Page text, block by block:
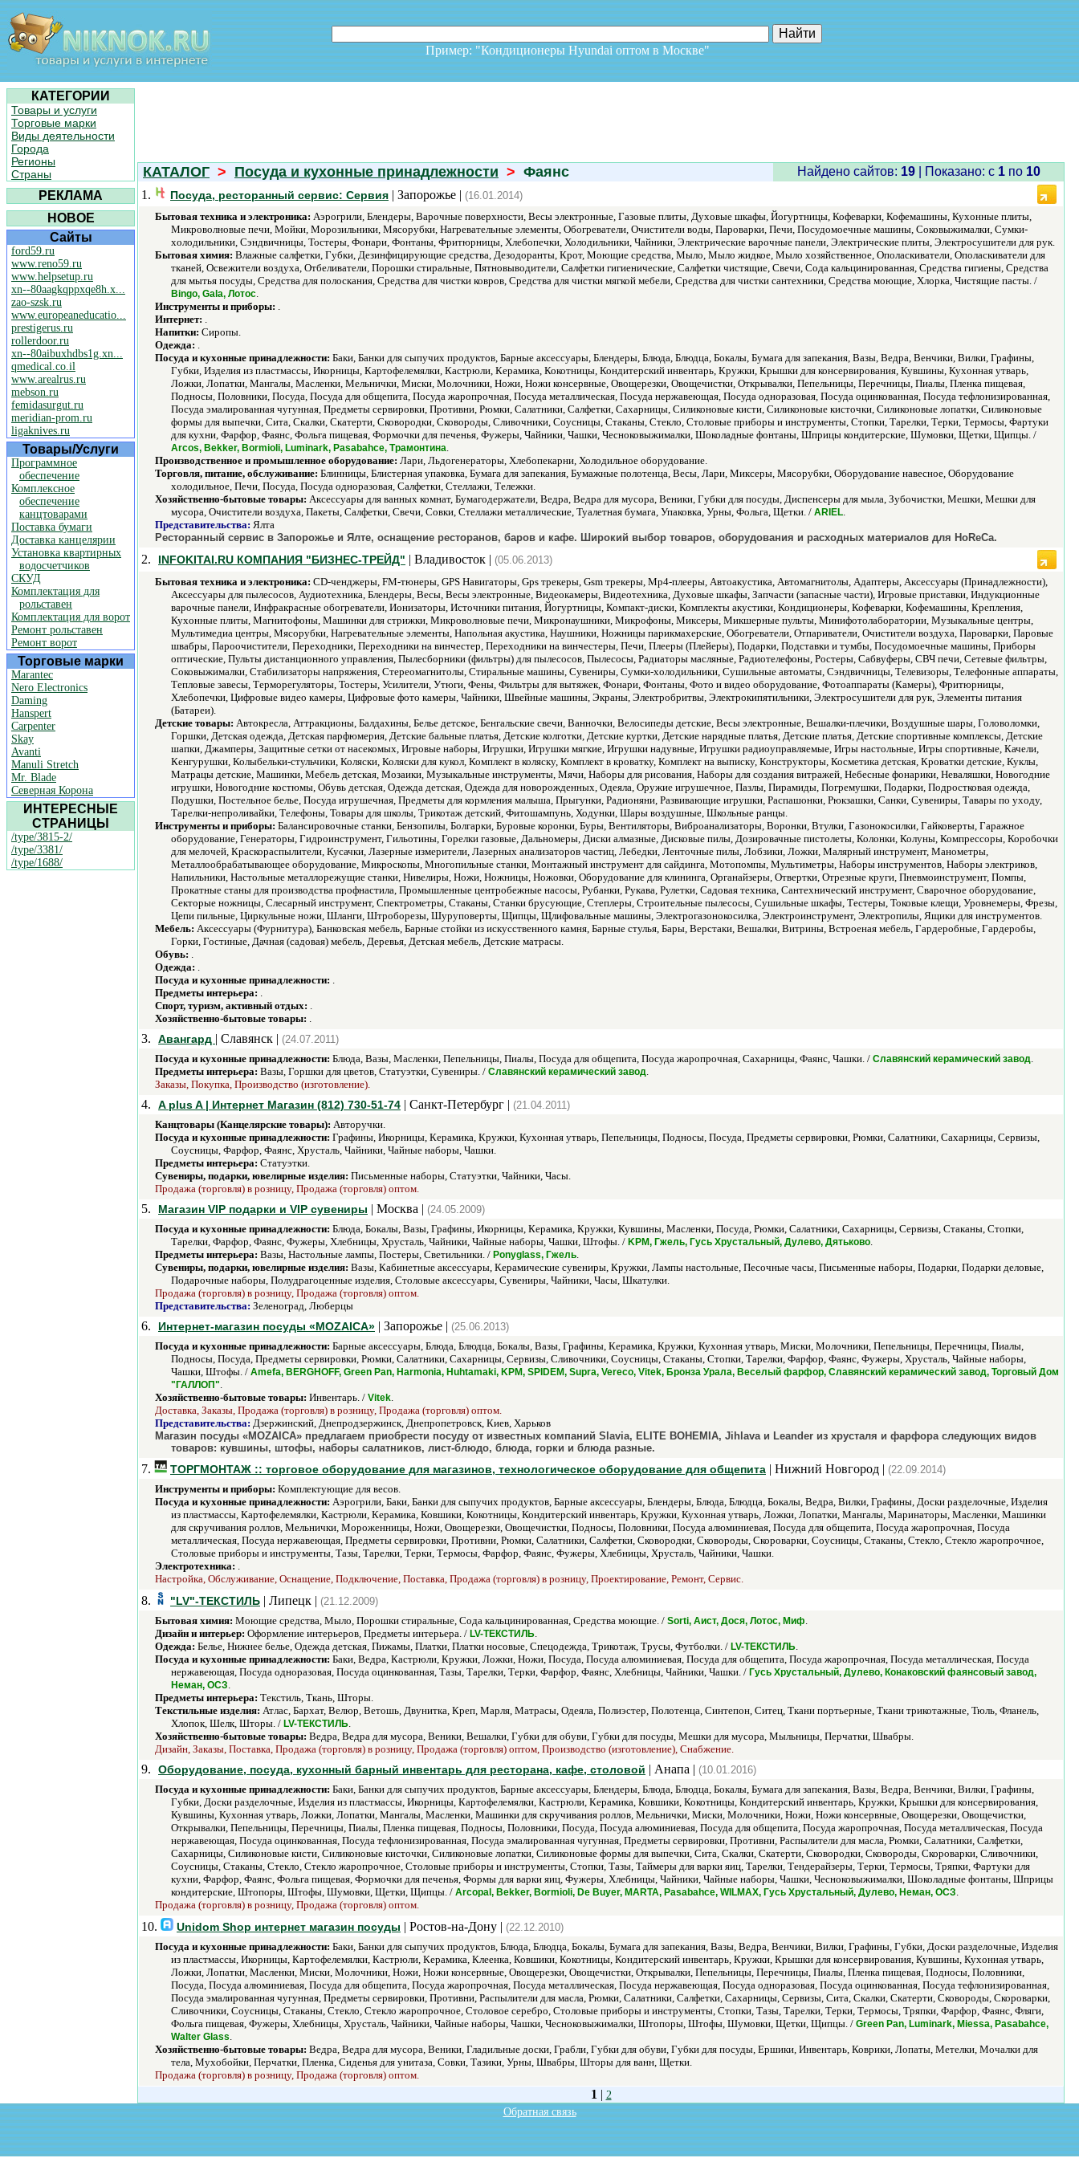
Пример: "Кондиционеры Hyundai оптом в Москве"
КАТЕГОРИИ
Товары и услуги
Торговые марки
Виды деятельности
Города
Регионы
Страны
РЕКЛАМА
НОВОЕ
Сайты
ford59.ru
www.reno59.ru
www.helpsetup.ru
xn--80aagkqppxqe8h.x...
zao-szsk.ru
www.europeaneducatio...
prestigerus.ru
rollerdoor.ru
xn--80aibuxhdbs1g.xn...
qmedical.co.il
www.arealrus.ru
mebson.ru
femidasurgut.ru
meridian-prom.ru
ligaknives.ru
Товары/Услуги
Программное
обеспечение
Комплексное
обеспечение
канцтоварами
Поставка бумаги
Доставка канцелярии
Установка квартирных
водосчетчиков
СКУД
Комплектация для
рольставен
Комплектация для ворот
Ремонт рольставен
Ремонт ворот
Торговые марки
Marantec
Nero Electronics
Daming
Hanspert
Carpenter
Skay
Avanti
Manuli Stretch
Mr. Blade
Северная Корона
ИНТЕРЕСНЫЕ
СТРАНИЦЫ
/type/3815-2/
/type/3381/
/type/1688/
КАТАЛОГ > Посуда и кухонные принадлежности > Фаянс Найдено сайтов: 19| Показано: c 1по 10
1.
Посуда, ресторанный сервис: Сервия | Запорожье | (16.01.2014)
Бытовая техника и электроника: Аэрогрили, Блендеры, Варочные поверхности, Весы электронные, Газовые плиты, Духовые шкафы, Йогуртницы, Кофеварки, Кофемашины, Кухонные плиты,
Микроволновые печи, Мойки, Морозильники, Мясорубки, Нагревательные элементы, Обогреватели, Очистители воды, Пароварки, Печи, Посудомоечные машины, Соковыжималки, Сумки-
холодильники, Сэндвичницы, Тостеры, Фонари, Фонтаны, Фритюрницы, Хлебопечки, Холодильники, Чайники, Электрические варочные панели, Электрические плиты, Электросушители для рук.
Бытовая химия: Влажные салфетки, Губки, Дезинфицирующие средства, Дезодоранты, Крот, Моющие средства, Мыло, Мыло жидкое, Мыло хозяйственное, Ополаскиватели, Ополаскиватели для
тканей, Освежители воздуха, Отбеливатели, Порошки стиральные, Пятновыводители, Салфетки гигиенические, Салфетки чистящие, Свечи, Сода кальцинированная, Средства гигиены, Средства
для мытья посуды, Средства для полоскания, Средства для чистки ковров, Средства для чистки мягкой мебели, Средства для чистки сантехники, Средства моющие, Хлорка, Чистящие пасты. /
Bingo, Gala, Лотос.
Инструменты и приборы: .
Интернет: .
Напитки: Сиропы.
Одежда: .
Посуда и кухонные принадлежности: Баки, Банки для сыпучих продуктов, Барные аксессуары, Блендеры, Блюда, Блюдца, Бокалы, Бумага для запекания, Вазы, Ведра, Венчики, Вилки, Графины,
Губки, Изделия из пластмассы, Икорницы, Картофелемялки, Кастрюли, Керамика, Кокотницы, Кондитерский инвентарь, Кружки, Крышки для консервирования, Кувшины, Кухонная утварь,
Ложки, Лопатки, Мангалы, Масленки, Мельнички, Миски, Молочники, Ножи, Ножи консервные, Овощерезки, Овощечистки, Открывалки, Пепельницы, Перечницы, Пиалы, Пленка пищевая,
Подносы, Половники, Посуда, Посуда для общепита, Посуда жаропрочная, Посуда металлическая, Посуда нержавеющая, Посуда одноразовая, Посуда оцинкованная, Посуда тефлонизированная,
Посуда эмалированная чугунная, Предметы сервировки, Противни, Рюмки, Салатники, Салфетки, Сахарницы, Силиконовые кисти, Силиконовые кисточки, Силиконовые лопатки, Силиконовые
формы для выпечки, Сита, Скалки, Скатерти, Сковородки, Сковороды, Сливочники, Соусницы, Стаканы, Стекло, Столовые приборы и инструменты, Стопки, Тарелки, Терки, Термосы, Фартуки
для кухни, Фарфор, Фаянс, Фольга пищевая, Формочки для печенья, Фужеры, Чайники, Чашки, Чесноковыжималки, Шоколадные фонтаны, Шприцы кондитерские, Шумовки, Щетки, Щипцы. /
Arcos, Bekker, Bormioli, Luminark, Pasabahce, Трамонтина.
Производственное и промышленное оборудование: Лари, Льдогенераторы, Хлебопекарни, Холодильное оборудование.
Торговля, питание, обслуживание: Блинницы, Блистерная упаковка, Бумага для запекания, Бумажные полотенца, Весы, Лари, Миксеры, Мясорубки, Оборудование навесное, Оборудование
холодильное, Печи, Посуда, Посуда одноразовая, Салфетки, Стеллажи, Тележки.
Хозяйственно-бытовые товары: Аксессуары для ванных комнат, Бумагодержатели, Ведра, Ведра для мусора, Веники, Губки для посуды, Диспенсеры для мыла, Зубочистки, Мешки, Мешки для
мусора, Очистители воздуха, Пакеты, Салфетки, Свечи, Совки, Стеллажи металлические, Туалетная бумага, Упаковка, Урны, Фольга, Щетки. / ARIEL.
Представительства: Ялта
Ресторанный сервис в Запорожье и Ялте, оснащение ресторанов, баров и кафе. Широкий выбор товаров, оборудования и расходных материалов для HoReCa.
2. INFOKITAI.RU КОМПАНИЯ "БИЗНЕС-ТРЕЙД" | Владивосток | (05.06.2013)
Бытовая техника и электроника: CD-ченджеры, FM-тюнеры, GPS Навигаторы, Gps трекеры, Gsm трекеры, Mp4-плееры, Автоакустика, Автомагнитолы, Адаптеры, Аксессуары (Принадлежности),
Аксессуары для пылесосов, Аудиотехника, Блендеры, Весы, Весы электронные, Видеокамеры, Видеотехника, Духовые шкафы, Запчасти (запасные части), Игровые приставки, Индукционные
варочные панели, Инфракрасные обогреватели, Ионизаторы, Источники питания, Йогуртницы, Компакт-диски, Комплекты акустики, Кондиционеры, Кофеварки, Кофемашины, Крепления,
Кухонные плиты, Магнитофоны, Машинки для стрижки, Микроволновые печи, Микронаушники, Микрофоны, Миксеры, Микшерные пульты, Минифотолаборатории, Музыкальные центры,
Мультимедиа центры, Мясорубки, Нагревательные элементы, Напольная акустика, Наушники, Ножницы парикмахерские, Обогреватели, Отпариватели, Очистители воздуха, Пароварки, Паровые
швабры, Пароочистители, Переходники, Переходники на винчестер, Переходники на винчестеры, Печи, Плееры (Плейеры), Подарки, Подставки и тумбы, Посудомоечные машины, Приборы
оптические, Пульты дистанционного управления, Пылесборники (фильтры) для пылесосов, Пылесосы, Радиаторы масляные, Радиотелефоны, Ростеры, Сабвуферы, СВЧ печи, Сетевые фильтры,
Соковыжималки, Стабилизаторы напряжения, Стереомагнитолы, Стиральные машины, Сувениры, Сумки-холодильники, Сушильные автоматы, Сэндвичницы, Телевизоры, Телефонные аппараты,
Тепловые завесы, Терморегуляторы, Тостеры, Усилители, Утюги, Фены, Фильтры для вытяжек, Фонари, Фонтаны, Фото и видео оборудование, Фотоаппараты (Камеры), Фритюрницы,
Хлебопечки, Цифровые видео камеры, Цифровые фото камеры, Чайники, Швейные машины, Экраны, Электробритвы, Электрокипятильники, Электросушители для рук, Элементы питания
(Батареи).
Детские товары: Автокресла, Аттракционы, Балдахины, Белье детское, Бенгальские свечи, Ванночки, Велосипеды детские, Весы электронные, Вешалки-плечики, Воздушные шары, Головоломки,
Горшки, Детская одежда, Детская парфюмерия, Детские бальные платья, Детские колготки, Детские куртки, Детские нарядные платья, Детские платья, Детские спортивные комплексы, Детские
шапки, Джамперы, Защитные сетки от насекомых, Игровые наборы, Игрушки, Игрушки мягкие, Игрушки надувные, Игрушки радиоуправляемые, Игры настольные, Игры спортивные, Качели,
Кенгурушки, Колыбельки-стульчики, Коляски, Коляски для кукол, Комплект в коляску, Комплект в кроватку, Комплект на выписку, Конструкторы, Косметика детская, Кроватки детские, Куклы,
Матрацы детские, Машинки, Мебель детская, Мозаики, Музыкальные инструменты, Мячи, Наборы для рисования, Наборы для создания витражей, Небесные фонарики, Неваляшки, Новогодние
игрушки, Новогодние костюмы, Обувь детская, Одежда детская, Одежда для новорожденных, Одеяла, Оружие игрушечное, Пазлы, Пирамиды, Погремушки, Подарки, Подростковая одежда,
Подушки, Постельное белье, Посуда игрушечная, Предметы для кормления малыша, Прыгунки, Радионяни, Развивающие игрушки, Распашонки, Рюкзашки, Санки, Сувениры, Тавары по уходу,
Тарелки-непроливайки, Телефоны, Товары для школы, Трикотаж детский, Фитошампунь, Ходунки, Шары воздушные, Школьные ранцы.
Инструменты и приборы: Балансировочные станки, Бензопилы, Болгарки, Буровые коронки, Буры, Вентиляторы, Виброанализаторы, Воронки, Втулки, Газонокосилки, Гайковерты, Гаражное
оборудование, Генераторы, Гидроинструмент, Гильотины, Горелки газовые, Дальномеры, Диски алмазные, Дисковые пилы, Дозировачные пистолеты, Колонки, Колуны, Компрессоры, Коробочки
для мелочей, Краскораспылители, Кусачки, Лазерные измерители, Лазерных анализаторов частиц, Лебедки, Ленточные пилы, Лобзики, Ложки, Малярный инструмент, Манометры,
Металлообрабатывающее оборудование, Микроскопы, Многопильные станки, Монтажный инструмент для сайдинга, Мотопомпы, Мультиметры, Наборы инструментов, Наборы электриков,
Напильники, Настольные металлорежущие станки, Нивелиры, Ножи, Ножницы, Ножовки, Оборудование для клининга, Органайзеры, Отвертки, Отрезные круги, Пневмоинструмент, Помпы,
Прокатные станы для производства профнастила, Промышленные центробежные насосы, Рубанки, Рукава, Рулетки, Садовая техника, Сантехнический инструмент, Сварочное оборудование,
Секторые ножницы, Слесарный инструмент, Спектрометры, Стаканы, Станки брусующие, Степлеры, Строительные пылесосы, Сушильные шкафы, Тестеры, Токовые клещи, Уровнемеры, Фрезы,
Цепи пильные, Циркульные ножи, Шланги, Штроборезы, Шуруповерты, Щипцы, Щлифовальные машины, Электрогазонокосилка, Электроинструмент, Электропилы, Ящики для инструментов.
Мебель: Аксессуары (Фурнитура), Банковская мебель, Барные стойки из искусственного камня, Барные стулья, Бары, Верстаки, Вешалки, Витрины, Встроеная мебель, Гардеробные, Гардеробы,
Горки, Гостиные, Дачная (садовая) мебель, Деревья, Детская мебель, Детские матрасы.
Обувь: .
Одежда: .
Посуда и кухонные принадлежности: .
Предметы интерьера: .
Спорт, туризм, активный отдых: .
Хозяйственно-бытовые товары: .
3. Авангард | Славянск | (24.07.2011)
Посуда и кухонные принадлежности: Блюда, Вазы, Масленки, Пепельницы, Пиалы, Посуда для общепита, Посуда жаропрочная, Сахарницы, Фаянс, Чашки. / Славянский керамический завод.
Предметы интерьера: Вазы, Горшки для цветов, Статуэтки, Сувениры. / Славянский керамический завод.
Заказы, Покупка, Производство (изготовление).
4. A plus A | Интернет Магазин (812) 730-51-74 | Санкт-Петербург | (21.04.2011)
Канцтовары (Канцелярские товары): Авторучки.
Посуда и кухонные принадлежности: Графины, Икорницы, Керамика, Кружки, Кухонная утварь, Пепельницы, Подносы, Посуда, Предметы сервировки, Рюмки, Салатники, Сахарницы, Сервизы,
Соусницы, Фарфор, Фаянс, Хрусталь, Чайники, Чайные наборы, Чашки.
Предметы интерьера: Статуэтки.
Сувениры, подарки, ювелирные изделия: Письменные наборы, Статуэтки, Чайники, Часы.
Продажа (торговля) в розницу, Продажа (торговля) оптом.
5. Магазин VIP подарки и VIP сувениры | Москва | (24.05.2009)
Посуда и кухонные принадлежности: Блюда, Бокалы, Вазы, Графины, Икорницы, Керамика, Кружки, Кувшины, Масленки, Посуда, Рюмки, Салатники, Сахарницы, Сервизы, Стаканы, Стопки,
Тарелки, Фарфор, Фаянс, Фужеры, Хлебницы, Хрусталь, Чайники, Чайные наборы, Чашки, Штофы. / KPM, Гжель, Гусь Хрустальный, Дулево, Дятьково.
Предметы интерьера: Вазы, Настольные лампы, Постеры, Светильники. / Ponyglass, Гжель.
Сувениры, подарки, ювелирные изделия: Вазы, Кабинетные аксессуары, Керамические сувениры, Кружки, Лампы настольные, Песочные часы, Письменные наборы, Подарки, Подарки деловые,
Подарочные наборы, Полудрагоценные изделия, Столовые аксессуары, Сувениры, Чайники, Часы, Шкатулки.
Продажа (торговля) в розницу, Продажа (торговля) оптом.
Представительства: Зеленоград, Люберцы
6. Интернет-магазин посуды «MOZAICA» | Запорожье | (25.06.2013)
Посуда и кухонные принадлежности: Барные аксессуары, Блюда, Блюдца, Бокалы, Вазы, Графины, Керамика, Кружки, Кухонная утварь, Миски, Молочники, Пепельницы, Перечницы, Пиалы,
Подносы, Посуда, Предметы сервировки, Рюмки, Салатники, Сахарницы, Сервизы, Сливочники, Соусницы, Стаканы, Стопки, Тарелки, Фарфор, Фаянс, Фужеры, Хрусталь, Чайные наборы,
Чашки, Штофы. / Amefa, BERGHOFF, Green Pan, Harmonia, Huhtamaki, KPM, SPIDEM, Supra, Vereco, Vitek, Бронза Урала, Веселый фарфор, Славянский керамический завод, Торговый Дом
"ГАЛЛОП".
Хозяйственно-бытовые товары: Инвентарь. / Vitek.
Доставка, Заказы, Продажа (торговля) в розницу, Продажа (торговля) оптом.
Представительства: Дзержинский, Днепродзержинск, Днепропетровск, Киев, Харьков
Магазин посуды «MOZAICA» предлагаем приобрести посуду от известных компаний Slavia, ELITE BOHEMIA, Jihlava и Leander из хрусталя и фарфора следующих видов
товаров: кувшины, штофы, наборы салатников, лист-блюдо, блюда, горки и блюда разные.
7. ТОРГМОНТАЖ :: торговое оборудование для магазинов, технологическое оборудование для общепита | Нижний Новгород | (22.09.2014)
Инструменты и приборы: Комплектующие для весов.
Посуда и кухонные принадлежности: Аэрогрили, Баки, Банки для сыпучих продуктов, Барные аксессуары, Блендеры, Блюда, Блюдца, Бокалы, Ведра, Вилки, Графины, Доски разделочные, Изделия
из пластмассы, Картофелемялки, Кастрюли, Керамика, Ковшики, Кокотницы, Кондитерский инвентарь, Кружки, Кухонная утварь, Ложки, Лопатки, Мангалы, Маринаторы, Масленки, Машинки
для скручивания роллов, Мельнички, Мороженницы, Ножи, Овощерезки, Овощечистки, Подносы, Половники, Посуда алюминиевая, Посуда для общепита, Посуда жаропрочная, Посуда
металлическая, Посуда нержавеющая, Предметы сервировки, Противни, Рюмки, Салатники, Салфетки, Сковородки, Сковороды, Скороварки, Соусницы, Стаканы, Стекло, Стекло жаропрочное,
Столовые приборы и инструменты, Тазы, Тарелки, Терки, Термосы, Фарфор, Фаянс, Фужеры, Хлебницы, Хрусталь, Чайники, Чашки.
Электротехника: .
Настройка, Обслуживание, Оснащение, Подключение, Поставка, Продажа (торговля) в розницу, Проектирование, Ремонт, Сервис.
8. "LV"-ТЕКСТИЛЬ | Липецк | (21.12.2009)
Бытовая химия: Моющие средства, Мыло, Порошки стиральные, Сода кальцинированная, Средства моющие. / Sorti, Аист, Дося, Лотос, Миф.
Дизайн и интерьер: Оформление интерьеров, Предметы интерьера. / LV-ТЕКСТИЛЬ.
Одежда: Белье, Нижнее белье, Одежда детская, Пижамы, Платки, Платки носовые, Спецодежда, Трикотаж, Трусы, Футболки. / LV-ТЕКСТИЛЬ.
Посуда и кухонные принадлежности: Баки, Ведра, Кастрюли, Кружки, Ложки, Ножи, Посуда, Посуда алюминиевая, Посуда для общепита, Посуда жаропрочная, Посуда металлическая, Посуда
нержавеющая, Посуда одноразовая, Посуда оцинкованная, Тазы, Тарелки, Терки, Фарфор, Фаянс, Хлебницы, Чайники, Чашки. / Гусь Хрустальный, Дулево, Конаковский фаянсовый завод,
Неман, ОСЗ.
Предметы интерьера: Текстиль, Ткань, Шторы.
Текстильные изделия: Атлас, Бархат, Велюр, Ветошь, Двунитка, Креп, Марля, Матрасы, Одеяла, Полиэстер, Полотенца, Синтепон, Ситец, Ткани портьерные, Ткани трикотажные, Тюль, Фланель,
Хлопок, Шелк, Шторы. / LV-ТЕКСТИЛЬ.
Хозяйственно-бытовые товары: Ведра, Ведра для мусора, Веники, Вешалки, Губки для обуви, Губки для посуды, Мешки для мусора, Мыльницы, Перчатки, Швабры.
Дизайн, Заказы, Поставка, Продажа (торговля) в розницу, Продажа (торговля) оптом, Производство (изготовление), Снабжение.
9. Оборудование, посуда, кухонный барный инвентарь для ресторана, кафе, столовой | Анапа | (10.01.2016)
Посуда и кухонные принадлежности: Баки, Банки для сыпучих продуктов, Барные аксессуары, Блендеры, Блюда, Блюдца, Бокалы, Бумага для запекания, Вазы, Ведра, Венчики, Вилки, Графины,
Губки, Доски разделочные, Изделия из пластмассы, Икорницы, Картофелемялки, Кастрюли, Керамика, Ковшики, Кокотницы, Кондитерский инвентарь, Кружки, Крышки для консервирования,
Кувшины, Кухонная утварь, Ложки, Лопатки, Мангалы, Масленки, Машинки для скручивания роллов, Мельнички, Миски, Молочники, Ножи, Ножи консервные, Овощерезки, Овощечистки,
Открывалки, Пепельницы, Перечницы, Пиалы, Пленка пищевая, Подносы, Половники, Посуда, Посуда алюминиевая, Посуда для общепита, Посуда жаропрочная, Посуда металлическая, Посуда
нержавеющая, Посуда оцинкованная, Посуда тефлонизированная, Посуда эмалированная чугунная, Предметы сервировки, Противни, Распылители для масла, Рюмки, Салатники, Салфетки,
Сахарницы, Силиконовые кисти, Силиконовые кисточки, Силиконовые лопатки, Силиконовые формы для выпечки, Сита, Скалки, Скатерти, Сковородки, Сковороды, Скороварки, Сливочники,
Соусницы, Стаканы, Стекло, Стекло жаропрочное, Столовые приборы и инструменты, Стопки, Тазы, Таймеры для варки яиц, Тарелки, Тендерайзеры, Терки, Термосы, Тряпки, Фартуки для
кухни, Фарфор, Фаянс, Фольга пищевая, Формочки для печенья, Формы для варки яиц, Фужеры, Хлебницы, Чайники, Чайные наборы, Чашки, Чесноковыжималки, Шоколадные фонтаны, Шприцы
кондитерские, Штопоры, Штофы, Шумовки, Щетки, Щипцы. / Arcopal, Bekker, Bormioli, De Buyer, MARTA, Pasabahce, WILMAX, Гусь Хрустальный, Дулево, Неман, ОСЗ.
Продажа (торговля) в розницу, Продажа (торговля) оптом.
10. Unidom Shop интернет магазин посуды | Ростов-на-Дону | (22.12.2010)
Посуда и кухонные принадлежности: Баки, Банки для сыпучих продуктов, Блюда, Блюдца, Бокалы, Бумага для запекания, Вазы, Ведра, Венчики, Вилки, Графины, Губки, Доски разделочные, Изделия
из пластмассы, Икорницы, Картофелемялки, Кастрюли, Керамика, Клеенка, Ковшики, Кокотницы, Кондитерский инвентарь, Кружки, Крышки для консервирования, Кувшины, Кухонная утварь,
Ложки, Лопатки, Масленки, Миски, Молочники, Ножи, Ножи консервные, Овощерезки, Овощечистки, Открывалки, Пепельницы, Перечницы, Пиалы, Пленка пищевая, Подносы, Половники,
Посуда, Посуда алюминиевая, Посуда для общепита, Посуда жаропрочная, Посуда металлическая, Посуда нержавеющая, Посуда одноразовая, Посуда оцинкованная, Посуда тефлонизированная,
Посуда эмалированная чугунная, Предметы сервировки, Противни, Распылители для масла, Рюмки, Салатники, Салфетки, Сахарницы, Сервизы, Сита, Скалки, Скатерти, Сковороды, Скороварки,
Сливочники, Соусницы, Стаканы, Стекло, Стекло жаропрочное, Столовое серебро, Столовые приборы и инструменты, Стопки, Тазы, Тарелки, Терки, Термосы, Тряпки, Фарфор, Фаянс, Фляги,
Фольга пищевая, Фужеры, Хлебницы, Хрусталь, Чайники, Чайные наборы, Чашки, Чесноковыжималки, Штопоры, Штофы, Шумовки, Щетки, Щипцы. / Green Pan, Luminark, Miessa, Pasabahce,
Walter Glass.
Хозяйственно-бытовые товары: Ведра, Ведра для мусора, Веники, Гладильные доски, Грабли, Губки для обуви, Губки для посуды, Ершики, Инвентарь, Коврики, Лопаты, Метелки, Мочалки для
тела, Мухобойки, Перчатки, Пленка, Сиденья для унитаза, Совки, Тазики, Урны, Швабры, Шторы для ванн, Щетки.
Продажа (торговля) в розницу, Продажа (торговля) оптом.
1 | 2
Обратная связь